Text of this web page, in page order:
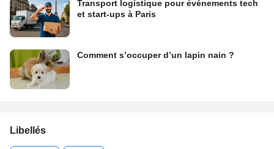
Transport logistique pour événements tech
et start-ups à Paris
Comment s’occuper d’un lapin nain ?
Libellés